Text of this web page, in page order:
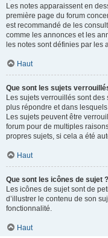
Les notes apparaissent en
première page du forum
est recommandé de les
comme les annonces et les
les notes sont définies par les
Haut
Que sont les sujets
Les sujets verrouillés sont
plus répondre et dans
Les sujets peuvent être
forum pour de multiples
propres sujets, si cela a été
Haut
Que sont les icônes de sujet ?
Les icônes de sujet sont de
d’illustrer le contenu de son
fonctionnalité.
Haut